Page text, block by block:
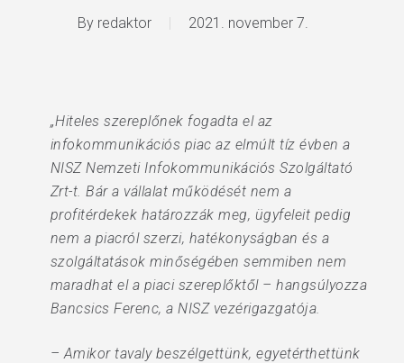
By redaktor 2021. november 7.
„Hiteles szereplőnek fogadta el az
infokommunikációs piac az elmúlt tíz évben a
NISZ Nemzeti Infokommunikációs Szolgáltató
Zrt-t. Bár a vállalat működését nem a
profitérdekek határozzák meg, ügyfeleit pedig
nem a piacról szerzi, hatékonyságban és a
szolgáltatások minőségében semmiben nem
maradhat el a piaci szereplőktől – hangsúlyozza
Bancsics Ferenc, a NISZ vezérigazgatója.
– Amikor tavaly beszélgettünk, egyetérthettünk